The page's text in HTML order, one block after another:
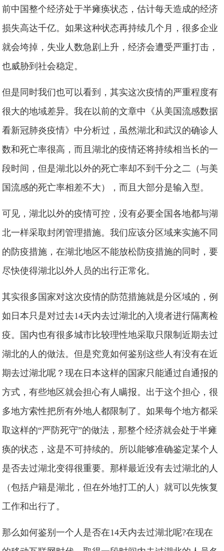
前中国整个经济处于半瘫痪状态，估计每天造成的经济
损失高达千亿。如果这种状态再持续几个月，很多企业
就会垮掉，失业人数急剧上升，经济会遭受严重打击，
也威胁到社会稳定。
但是同时我们也可以看到，其实这次疫情的严重程度有
很大的地域差异。我在以前的文章中《从美国流感数据
看新冠肺炎疫情》中分析过，虽然湖北和武汉的确诊人
数和死亡率很高，而且湖北的疫情还将持续相当长的一
段时间，但是湖北以外的死亡率却不到千分之二（与美
国流感的死亡率相差不大），而且大部分是输入型。
可见，湖北以外的疫情可控，没有必要全国各地都与湖
北一样采取封闭管理措施。我们应该分区域来实施不同
的防疫措施，在湖北地区不能放松防疫措施的同时，要
尽快使得湖北以外人员的出行正常化。
其实很多国家对这次疫情的防范措施就是分区域的，例
如日本只是对过去14天内去过湖北的入境者进行隔离检
疫。国内也有很多城市比较理性地采取只限制近期去过
湖北的人的做法。但是究竟如何鉴别这些人有没有在近
期去过湖北呢？现在日本这样的国家只能通过自通报的
方式，有些地区就会担心有人瞒报。出于这个担心，很
多地方索性把所有外地人都限制了。如果每个地方都采
取这样的“严防死守”的做法，那整个经济就会处于半瘫
痪的状态，这是不可持续的。所以能够准确鉴定某个人
是否去过湖北变得很重要。那样最近没有去过湖北的人
（包括户籍是湖北，但在外地打工的人）就可以先恢复
工作和出行了。
那么如何鉴别一个人是否在14天内去过湖北呢?在现在